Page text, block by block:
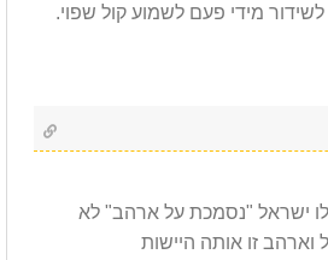
מידי פעם לשמוע קול שפוי.
ישראל "נסמכת על ארהב" לא
וארהב זו אותה היישות